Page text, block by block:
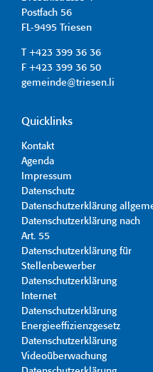
Postfach 56
FL-9495 Triesen
T +423 399 36 36
F +423 399 36 50
gemeinde@triesen.li
Quicklinks
Kontakt
Agenda
Impressum
Datenschutz
Datenschutzerklärung
Datenschutzerklärung nach
Art. 55
Datenschutzerklärung für
Stellenbewerber
Datenschutzerklärung
Internet
Datenschutzerklärung
Energieeffizienzgesetz
Datenschutzerklärung
Videoüberwachung